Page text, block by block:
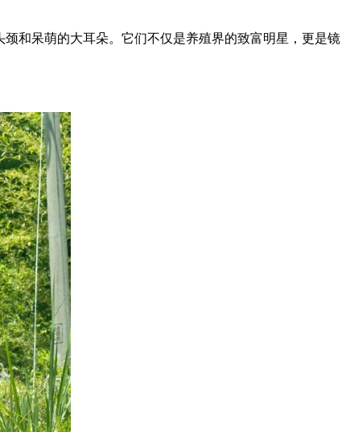
和呆萌的大耳朵。它们不仅是养殖界的致富明星，更是镜